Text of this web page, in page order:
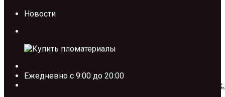
Новости
Ежедневно с 9:00 до 20:00
Москва, Проектируемый проезд №134, ТП.